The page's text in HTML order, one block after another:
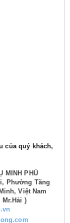
của quý khách,
MINH PHÚ
Phường Tăng
Việt Nam
Mr.Hải )